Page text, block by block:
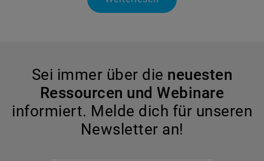
Sei immer über die neuesten
Ressourcen und Webinare
informiert. Melde dich für unseren
Newsletter an!